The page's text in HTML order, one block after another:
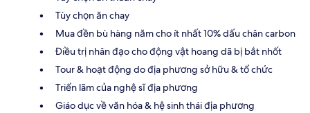
Tùy chọn ăn chay
Mua đền bù hàng năm cho ít nhất 10% dấu chân carbon
Điều trị nhân đạo cho động vật hoang dã bị bắt nhốt
Tour & hoạt động do địa phương sở hữu & tổ chức
Triển lãm của nghệ sĩ địa phương
Giáo dục về văn hóa & hệ sinh thái địa phương